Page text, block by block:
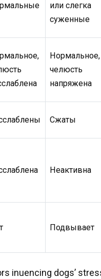
или слегка
суженные
Нормальное,
челюсть
напряжена
Сжаты
Неактивна
Подвывает
inuencing dogs’